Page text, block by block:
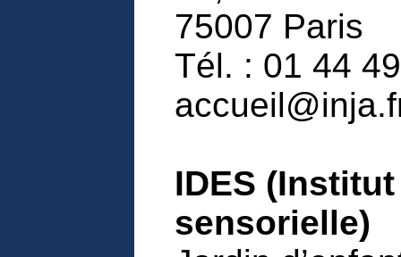
75007 Paris
Tél. : 01 44
IDES
sensorielle)